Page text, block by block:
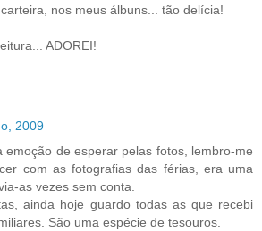
nos meus álbuns... tão delícia!
ADOREI!
2009
emoção de esperar pelas fotos, lembro-me
com as fotografias das férias, era uma
as vezes sem conta.
ainda hoje guardo todas as que recebi
São uma espécie de tesouros.